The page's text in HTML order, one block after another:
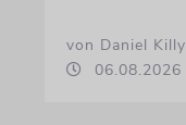
von Daniel Killy
06.08.2026